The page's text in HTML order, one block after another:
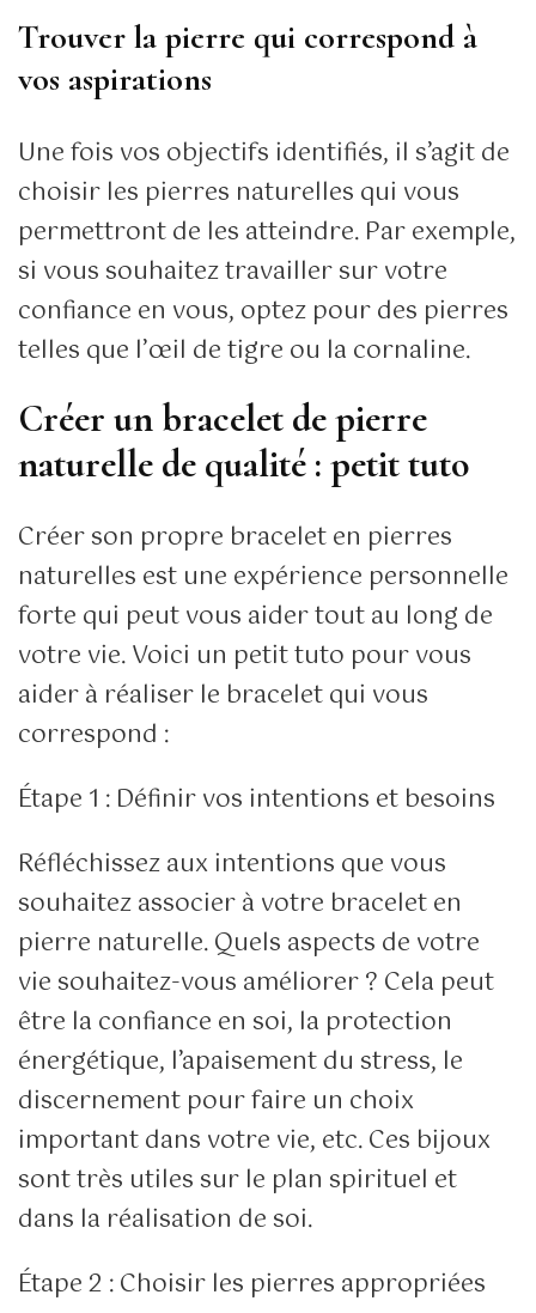
Trouver la pierre qui correspond à
vos aspirations
Une fois vos objectifs identifiés, il s’agit de
choisir les pierres naturelles qui vous
permettront de les atteindre. Par exemple,
si vous souhaitez travailler sur votre
confiance en vous, optez pour des pierres
telles que l’œil de tigre ou la cornaline.
Créer un bracelet de pierre
naturelle de qualité : petit tuto
Créer son propre bracelet en pierres
naturelles est une expérience personnelle
forte qui peut vous aider tout au long de
votre vie. Voici un petit tuto pour vous
aider à réaliser le bracelet qui vous
correspond :
Étape 1 : Définir vos intentions et besoins
Réfléchissez aux intentions que vous
souhaitez associer à votre bracelet en
pierre naturelle. Quels aspects de votre
vie souhaitez-vous améliorer ? Cela peut
être la confiance en soi, la protection
énergétique, l’apaisement du stress, le
discernement pour faire un choix
important dans votre vie, etc. Ces bijoux
sont très utiles sur le plan spirituel et
dans la réalisation de soi.
Étape 2 : Choisir les pierres appropriées